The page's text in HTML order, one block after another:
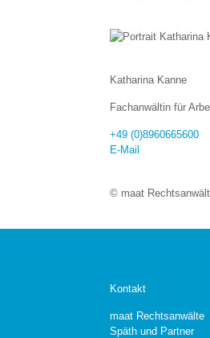
Katharina Kanne
Fachanwältin für
+49 (0)8960665600
E-Mail
© maat
Kontakt
maat Rechtsanwälte
Späth und Partner